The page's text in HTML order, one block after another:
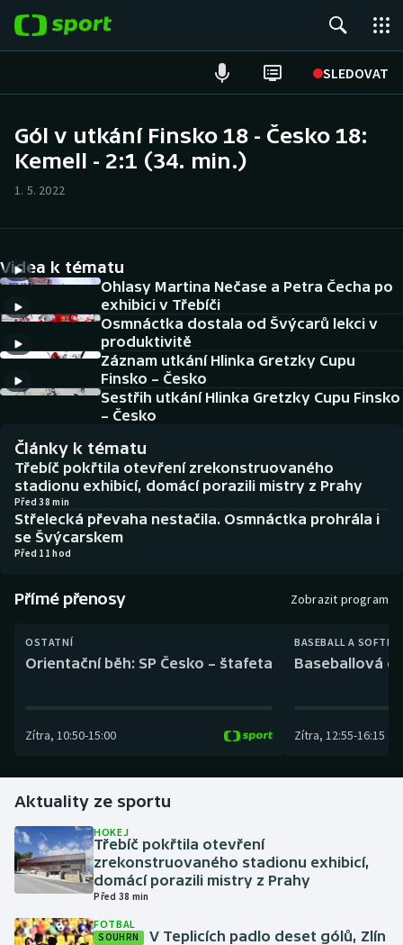
SLEDOVAT
Hokej
Cyklistika
DALŠÍ SPORTY
Americký fotbal
Baseball a softbal
Basketbal
Biatlon
Boby a skeleton
Box
Curling
Golf
Gymnastika
Házená
Jezdectví
NEPŘEHLÉDNĚTE
Historické návraty
Aplikace ČT sport
AZ kvíz
Gól v utkání Finsko 18 - Česko 18:
Kemell - 2:1 (34. min.)
1. 5. 2022
Videa k tématu
Ohlasy Martina Nečase a Petra Čecha po
exhibici v Třebíči
Osmnáctka dostala od Švýcarů lekci v
produktivitě
Záznam utkání Hlinka Gretzky Cupu
Finsko – Česko
Sestřih utkání Hlinka Gretzky Cupu Finsko
– Česko
Články k tématu
Třebíč pokřtila otevření zrekonstruovaného
stadionu exhibicí, domácí porazili mistry z Prahy
Před 38 min
Střelecká převaha nestačila. Osmnáctka prohrála i
se Švýcarskem
Před 11 hod
Přímé přenosy Zobrazit program
OSTATNÍ
Orientační běh: SP Česko – štafeta
Zítra, 10:50-15:00
BASEBALL A
Baseballová
Zítra, 12:55-16:15
Aktuality ze sportu
HOKEJ
Třebíč pokřtila otevření
zrekonstruovaného stadionu exhibicí,
domácí porazili mistry z Prahy
Před 38 min
FOTBAL
SOUHRN
V Teplicích padlo deset gólů, Zlín